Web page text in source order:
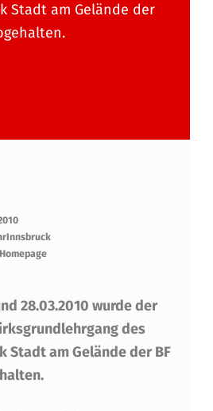
Stadt am Gelände der
28.03.2010 wurde der
des
Stadt am Gelände der BF